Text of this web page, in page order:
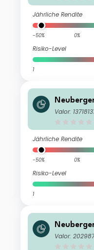
Jährliche Rendite
-50% 0%
Risiko-Level
1
Fund JPY
Valor:
Jährliche Rendite
-50% 0%
Risiko-Level
1
Fund
Valor: